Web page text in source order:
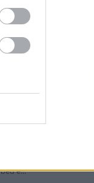
A cseresznyeszezon az
Amikor a fák
fényes szemektől, eleinte
bármennyi friss gyümölcs
...
ÉLETMÓD- ÉS
Napi rostbevitel:
A megfelelő napi
egyik alapja, mégis
fogyasztani belőle a
választott péksütemény,
é...